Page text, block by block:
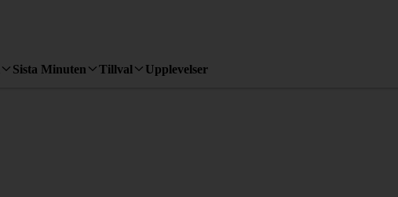
Sista Minuten Tillval Upplevelser